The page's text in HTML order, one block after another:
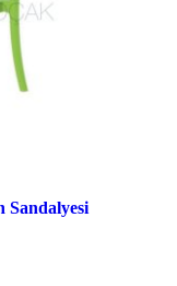
Sandalyesi